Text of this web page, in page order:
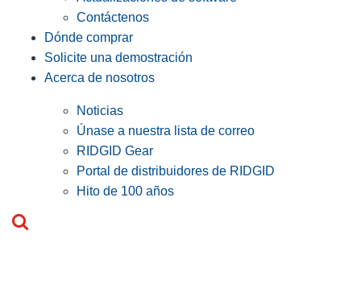
Contáctenos
Dónde comprar
Solicite una demostración
Acerca de nosotros
Noticias
Únase a nuestra lista de correo
RIDGID Gear
Portal de distribuidores de RIDGID
Hito de 100 años